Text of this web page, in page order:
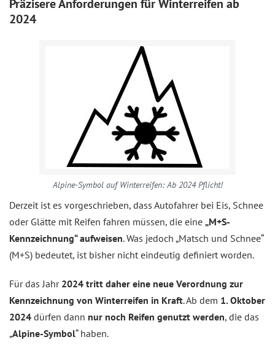
Präzisere Anforderungen für Winterreifen ab
2024
Alpine-Symbol auf Winterreifen: Ab 2024 Pflicht!
Derzeit ist es vorgeschrieben, dass Autofahrer bei Eis, Schnee
oder Glätte mit Reifen fahren müssen, die eine „M+S-
Kennzeichnung“ aufweisen. Was jedoch „Matsch und Schnee“
(M+S) bedeutet, ist bisher nicht eindeutig definiert worden.
Für das Jahr 2024 tritt daher eine neue Verordnung zur
Kennzeichnung von Winterreifen in Kraft. Ab dem 1. Oktober
2024 dürfen dann nur noch Reifen genutzt werden, die das
„Alpine-Symbol“ haben.